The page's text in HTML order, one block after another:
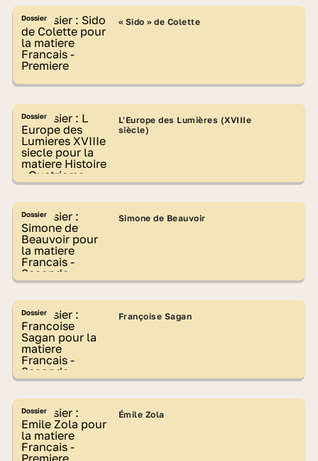
Dossier « Sido » de Colette
Dossier
L'Europe des Lumières (XVIIIe
siècle)
Dossier Simone de Beauvoir
Dossier Françoise Sagan
Dossier Émile Zola